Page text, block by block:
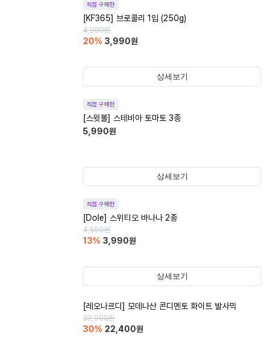
직접 구매한
[KF365] 브로콜리 1입 (250g)
4,990원
20% 3,990원
상세보기
직접 구매한
[스윗볼] 스테비아 토마토 3종
5,990원
상세보기
직접 구매한
[Dole] 스위티오 바나나 2종
4,590원
13% 3,990원
상세보기
[레오나르디] 모데나산 콘디멘토 화이트 발사믹
32,000원
30% 22,400원